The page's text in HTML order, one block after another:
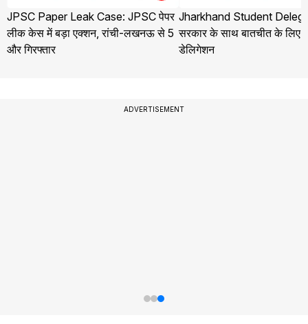
JPSC Paper Leak Case: JPSC पेपर
लीक केस में बड़ा एक्शन, रांची-लखनऊ से 5
और गिरफ्तार
Jharkhand Student
सरकार के साथ बातचीत के लिए
डेलिगेशन
ADVERTISEMENT